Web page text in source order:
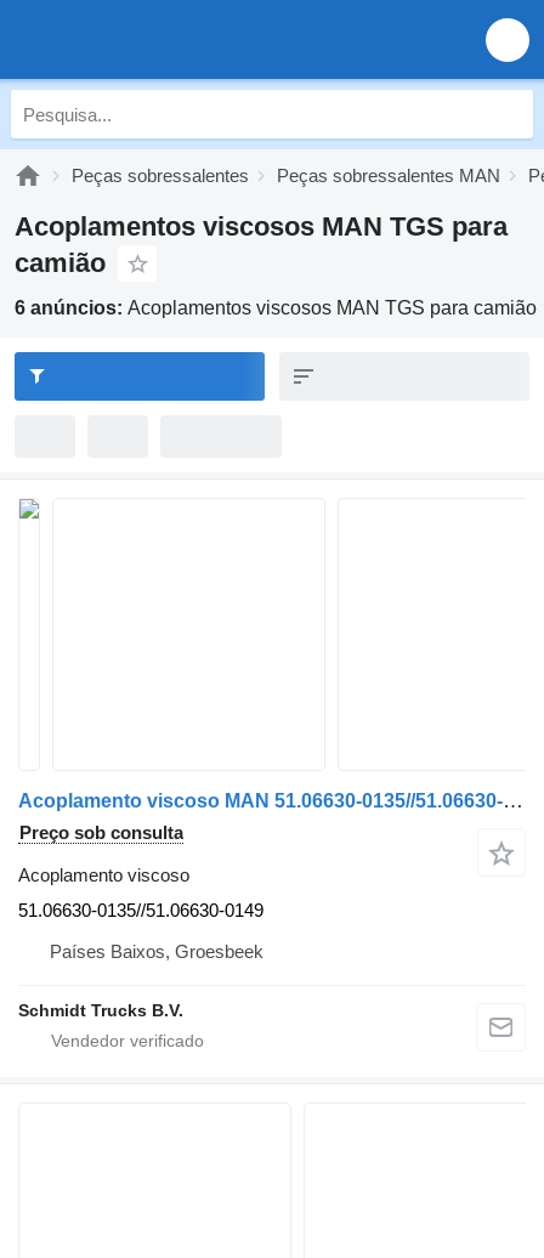
Peças sobressalentes Peças sobressalentes MAN
Acoplamentos viscosos MAN TGS para
camião
6 anúncios: Acoplamentos viscosos MAN TGS para camião
Acoplamento viscoso MAN 51.06630-0135//51.06630-0149 TGS TGX EURO 6 MODEL 2020 para camião
Preço sob consulta
Acoplamento viscoso
51.06630-0135//51.06630-0149
Países Baixos, Groesbeek
Schmidt Trucks B.V.